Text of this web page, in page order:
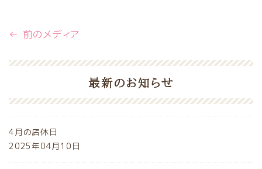
← 前のメディア
最新のお知らせ
4月の店休日
2025年04月10日